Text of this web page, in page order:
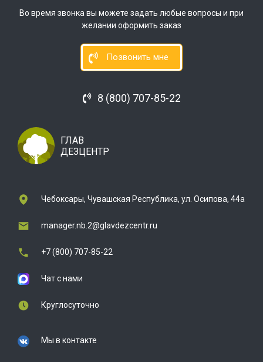
Во время звонка вы можете задать любые вопросы и при
желании оформить заказ
Позвонить мне
8 (800) 707-85-22
ГЛАВ
ДЕЗЦЕНТР
Чебоксары, Чувашская Республика, ул. Осипова, 44а
manager.nb.2@glavdezcentr.ru
+7 (800) 707-85-22
Чат с нами
Круглосуточно
Мы в контакте